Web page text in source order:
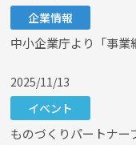
企業情報
中小企業庁より「事
2025/11/13
イベント
ものづくりパートナー